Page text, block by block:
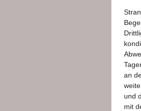
an
und
mit